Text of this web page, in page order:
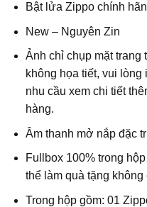
Bật lửa Zippo chính
New – Nguyên Zin
Ảnh chỉ chụp mặt trang
không họa tiết, vui
nhu cầu xem chi tiết
hàng.
Âm thanh mở nắp đặc
Fullbox 100% trong
thể làm quà tặng không
Trong hộp gồm: 01